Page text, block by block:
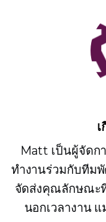
Matt เป็นผู้จัดก
ทำงานร่วมกับทีม
จัดส่งคุณลักษณะ
นอกเวลางาน